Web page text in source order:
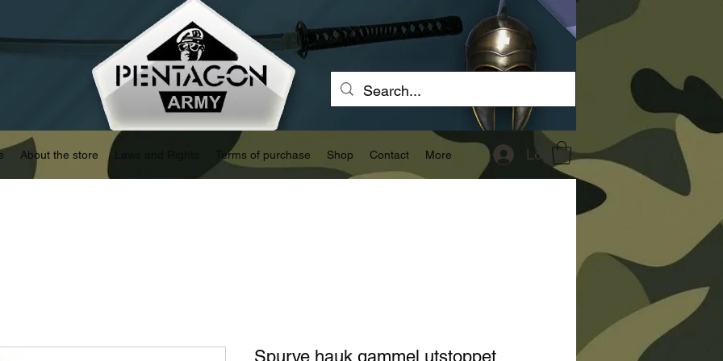
About the store Terms of purchase Shop Contact More Log In
Spurve hauk gammel utstoppet